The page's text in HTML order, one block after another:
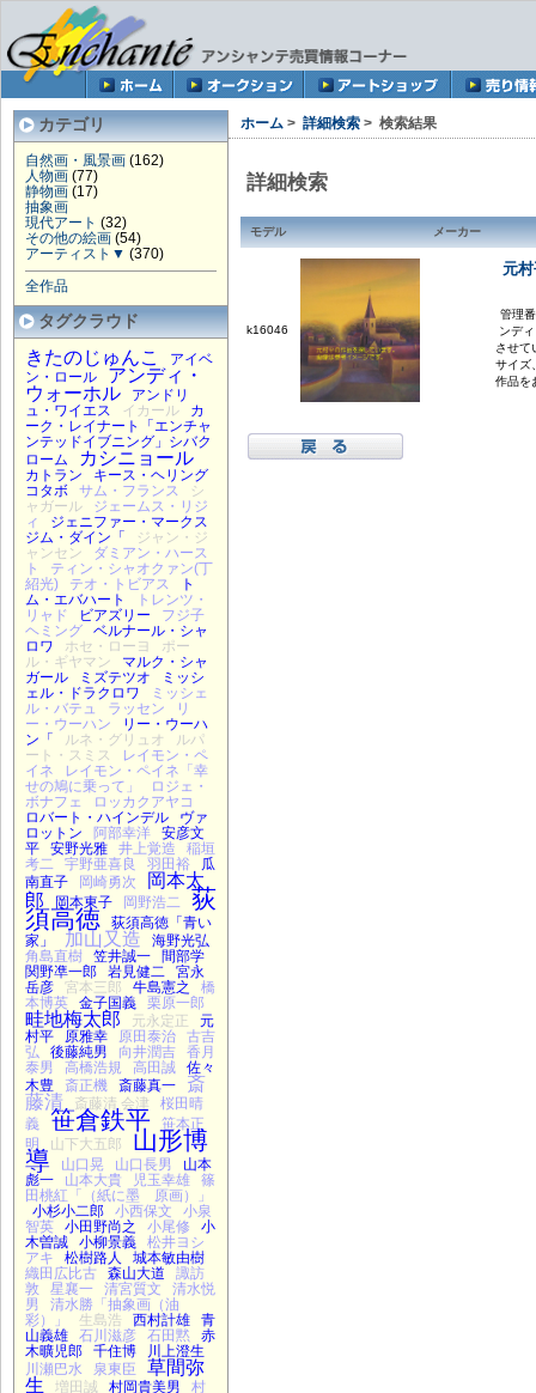
カテゴリ
自然画・風景画(162)
人物画(77)
静物画(17)
抽象画
現代アート (32)
その他の絵画(54)
アーティスト▼ (370)
全作品
タグクラウド
きたのじゅんこ
アイベ
ン・ロール
アンディ・
ウォーホル
アンドリ
ュ・ワイエス
イカール
カ
ーク・レイナート「エンチャ
ンテッドイブニング」シバク
ローム
カシニョール
カトラン
キース・ヘリング
コタボ
サム・フランス
シ
ャガール
ジェームス・リジ
ィ
ジェニファー・マークス
ジム・ダイン「
ジャン・ジ
ャンセン
ダミアン・ハース
ト
ティン・シャオクァン(丁
紹光)
テオ・トビアス
ト
ム・エバハート
トレンツ・
リャド
ビアズリー
フジ子
ヘミング
ベルナール・シャ
ロワ
ホセ・ローヨ
ポー
ル・ギヤマン
マルク・シャ
ガール
ミズテツオ
ミッシ
ェル・ドラクロワ
ミッシェ
ル・バテュ
ラッセン
リ
ー・ウーハン
リー・ウーハ
ン「
ルネ・グリュオ
ルパ
ート・スミス
レイモン・ペ
イネ
レイモン・ペイネ「幸
せの鳩に乗って」
ロジェ・
ボナフェ
ロッカクアヤコ
ロバート・ハインデル
ヴァ
ロットン
阿部幸洋
安彦文
平
安野光雅 井上覚造
稲垣
考二
宇野亜喜良 羽田裕
瓜
南直子
岡崎勇次
岡本太
郎
岡本東子 岡野浩二 荻
須高徳
荻須高徳「青い
家」
加山又造
海野光弘
角島直樹
笠井誠一
間部学
関野凖一郎
岩見健二
宮永
岳彦
宮本三郎 牛島憲之
橋
本博英
金子国義 栗原一郎
畦地梅太郎 元永定正
元
村平
原雅幸 原田泰治
古吉
弘
後藤純男 向井潤吉
香月
泰男
高橋浩規 高田誠
佐々
木豊
斎正機 斎藤真一
斎
藤清
斎藤清 会津
桜田晴
義
笹倉鉄平
笹本正
明
山下大五郎 山形博
導 山口晃 山口長男
山本
彪一
山本大貴 児玉幸雄
篠
田桃紅「（紙に墨 原画）」
小杉小二郎
小西保文
小泉
智英
小田野尚之 小尾修
小
木曽誠
小柳景義
松井ヨシ
アキ
松樹路人
城本敏由樹
織田広比古
森山大道
諏訪
敦
星襄一 清宮質文
清水悦
男
清水勝「抽象画（油
彩）」
生島浩 西村計雄
青
山義雄
石川滋彦 石田黙
赤
木曠児郎
千住博
川上澄生
川瀬巴水
泉東臣
草間弥
生
増田誠 村岡貴美男
村
ホーム > 詳細検索 > 検索結果
詳細検索
モデル メーカー
k16046
元
管理
ンデ
させて
サイズ
作品を